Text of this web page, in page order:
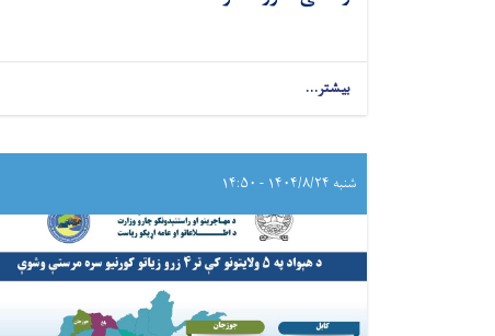
بیشتر...
شنبه ۱۴۰۴/۸/۲۴ - ۱۴:۵۰